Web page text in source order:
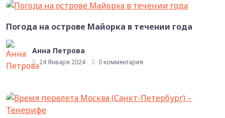
Погода на острове Майорка в течении года
Анна Петрова
24 Января 2024 0 комментария